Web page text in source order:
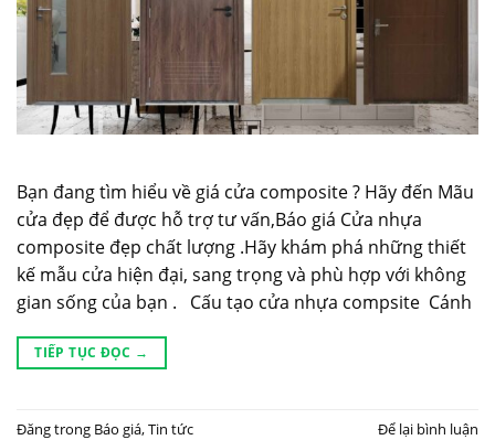
Bạn đang tìm hiểu về giá cửa composite ? Hãy đến Mãu
cửa đẹp để được hỗ trợ tư vấn,Báo giá Cửa nhựa
composite đẹp chất lượng .Hãy khám phá những thiết
kế mẫu cửa hiện đại, sang trọng và phù hợp với không
gian sống của bạn . Cấu tạo cửa nhựa compsite Cánh
TIẾP TỤC ĐỌC →
Đăng trong Báo giá,Tin tức Để lại bình luận